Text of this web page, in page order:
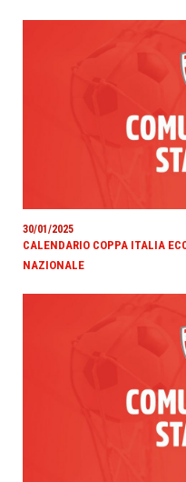
30/01/2025
CALENDARIO COPPA ITALIA
NAZIONALE